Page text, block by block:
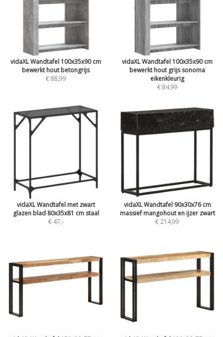
vidaXL Wandtafel 100x35x90 cm
bewerkt hout betongrijs
€ 88,99
vidaXL Wandtafel 100x35x90 cm
bewerkt hout grijs sonoma
eikenkleurig
€ 84,99
vidaXL Wandtafel met zwart
glazen blad 80x35x81 cm staal
€ 47,-
vidaXL Wandtafel 90x30x76 cm
massief mangohout en ijzer zwart
€ 214,99